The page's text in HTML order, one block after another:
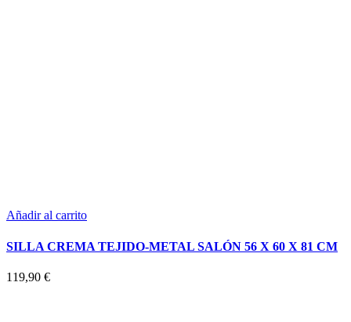
Añadir al carrito
SILLA CREMA TEJIDO-METAL SALÓN 56 X 60 X 81 CM
119,90 €